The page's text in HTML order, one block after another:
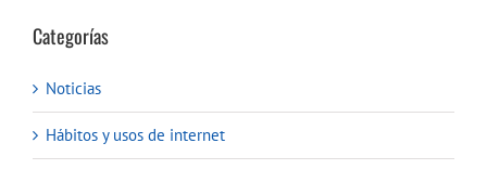
Categorías
Noticias
Hábitos y usos de internet